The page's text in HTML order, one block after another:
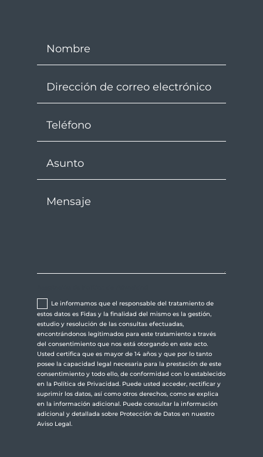
Le informamos que el responsable del tratamiento de
estos datos es Fidas y la finalidad del mismo es la gestión,
estudio y resolución de las consultas efectuadas,
encontrándonos legitimados para este tratamiento a través
del consentimiento que nos está otorgando en este acto.
Usted certifica que es mayor de 14 años y que por lo tanto
posee la capacidad legal necesaria para la prestación de este
consentimiento y todo ello, de conformidad con lo establecido
en la Política de Privacidad. Puede usted acceder, rectificar y
suprimir los datos, así como otros derechos, como se explica
en la información adicional. Puede consultar la información
adicional y detallada sobre Protección de Datos en nuestro
Aviso Legal.